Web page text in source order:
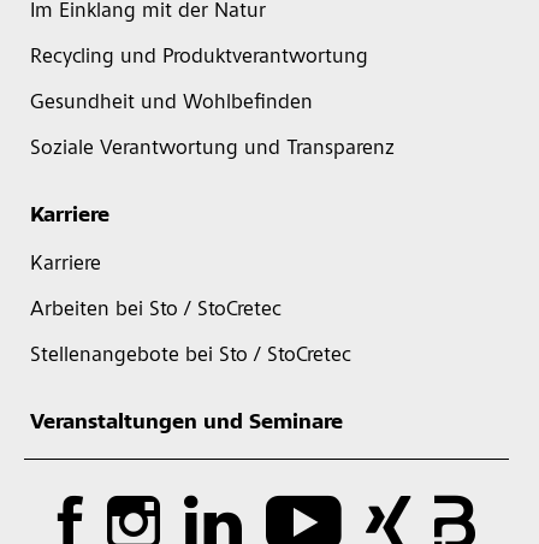
Im Einklang mit der Natur
Recycling und Produktverantwortung
Gesundheit und Wohlbefinden
Soziale Verantwortung und Transparenz
Karriere
Karriere
Arbeiten bei Sto / StoCretec
Stellenangebote bei Sto / StoCretec
Veranstaltungen und Seminare